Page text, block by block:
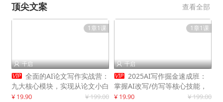
顶尖文案 查看全部
1章1课
 千启
 全面的AI论文写作实战营：
九大核心模块，实现从论文小白
到高效产出的跨越
¥ 19.90 ¥ 199.00
1章1课
 千启
 2025AI写作掘金速成班：
掌握AI改写/仿写等核心技能，
实现单篇文案变现500+
¥ 19.90 ¥ 199.00